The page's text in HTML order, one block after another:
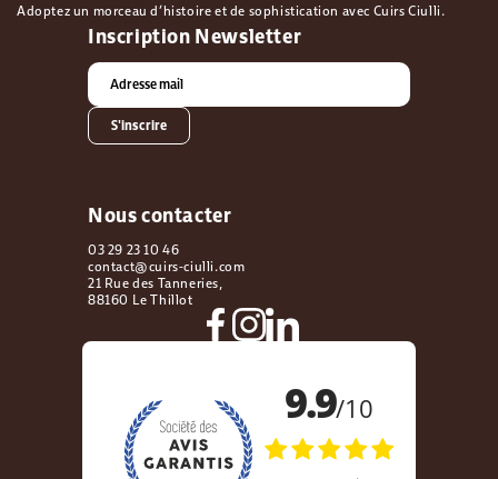
Adoptez un morceau d’histoire et de sophistication avec Cuirs Ciulli.
Inscription Newsletter
S'inscrire
Nous contacter
03 29 23 10 46
contact@cuirs-ciulli.com
21 Rue des Tanneries,
88160 Le Thillot